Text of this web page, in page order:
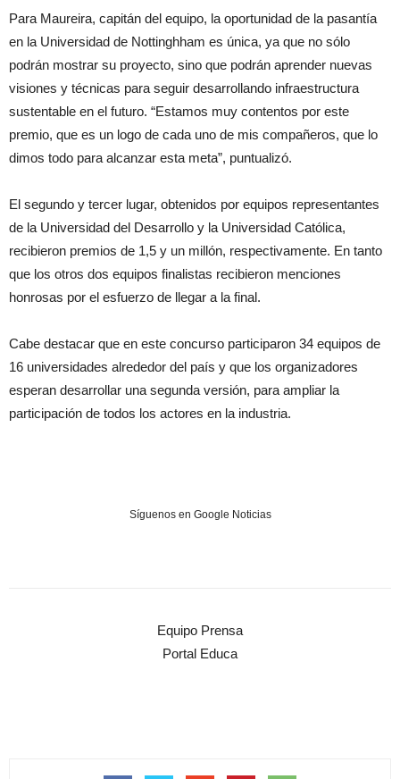
Para Maureira, capitán del equipo, la oportunidad de la pasantía
en la Universidad de Nottinghham es única, ya que no sólo
podrán mostrar su proyecto, sino que podrán aprender nuevas
visiones y técnicas para seguir desarrollando infraestructura
sustentable en el futuro. “Estamos muy contentos por este
premio, que es un logo de cada uno de mis compañeros, que lo
dimos todo para alcanzar esta meta”, puntualizó.
El segundo y tercer lugar, obtenidos por equipos representantes
de la Universidad del Desarrollo y la Universidad Católica,
recibieron premios de 1,5 y un millón, respectivamente. En tanto
que los otros dos equipos finalistas recibieron menciones
honrosas por el esfuerzo de llegar a la final.
Cabe destacar que en este concurso participaron 34 equipos de
16 universidades alrededor del país y que los organizadores
esperan desarrollar una segunda versión, para ampliar la
participación de todos los actores en la industria.
Síguenos en Google Noticias
Equipo Prensa
Portal Educa